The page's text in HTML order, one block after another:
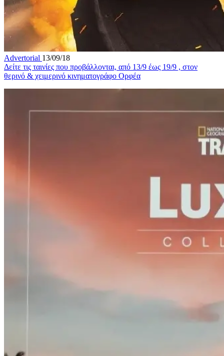
Advertorial 13/09/18
Δείτε τις ταινίες που προβάλλονται, από 13/9 έως 19/9 , στον
θερινό & χειμερινό κινηματογράφο Ορφέα